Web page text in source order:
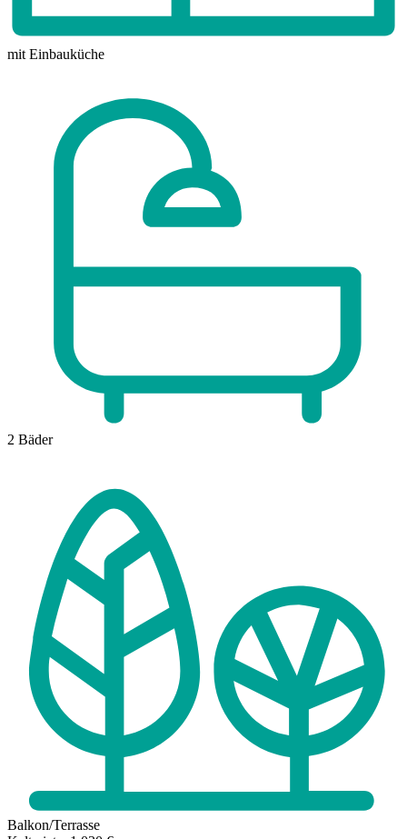
mit Einbauküche
2 Bäder
Balkon/Terrasse